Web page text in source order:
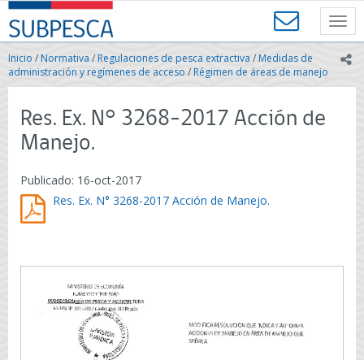
Contenido
principal
SUBPESCA
-
Subsecretaría
de
Pesca
Acuicultura
Gobierno
Chile
Inicio /Normativa / Regulaciones de pesca extractiva / Medidas de
administración y regímenes de acceso / Régimen de áreas de manejo
Res. Ex. N° 3268-2017 Acción de
Manejo.
Publicado: 16-oct-2017
Res. Ex. N° 3268-2017 Acción de Manejo.